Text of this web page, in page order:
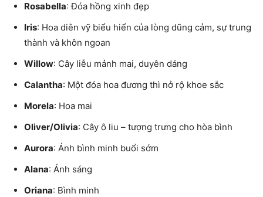
Rosabella: Đóa hồng xinh đẹp
Iris: Hoa diên vỹ biểu hiển của lòng dũng cảm, sự trung
thành và khôn ngoan
Willow: Cây liễu mảnh mai, duyên dáng
Calantha: Một đóa hoa đương thì nở rộ khoe sắc
Morela: Hoa mai
Oliver/Olivia: Cây ô liu – tượng trưng cho hòa bình
Aurora: Ánh bình minh buổi sớm
Alana: Ánh sáng
Oriana: Bình minh